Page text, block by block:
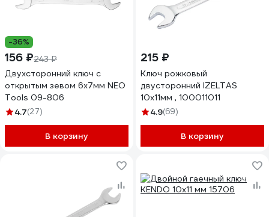
-36%
156 ₽243 ₽
Двухсторонний ключ с
открытым зевом 6x7мм NEO
Tools 09-806
4.7(27)
В корзину
215 ₽
Ключ рожковый
двусторонний IZELTAS
10х11мм , 100011011
4.9(69)
В корзину